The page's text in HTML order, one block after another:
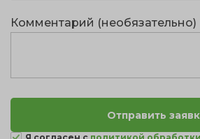
Комментарий (необязательно)